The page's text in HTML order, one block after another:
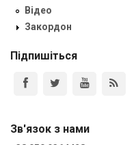
Відео
Закордон
Підпишіться
Зв'язок з нами